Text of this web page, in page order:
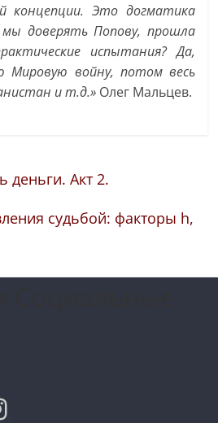
концепции. Это догматика
доверять Попову, прошла
испытания? Да,
Мировую войну, потом весь
и т.д.» Олег Мальцев.
деньги. Акт 2.
судьбой: факторы h,